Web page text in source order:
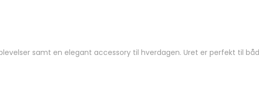
samt en elegant accessory til hverdagen. Uret er perfekt til